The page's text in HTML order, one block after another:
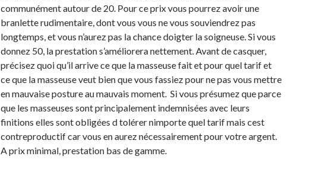
communément autour de 20. Pour ce prix vous pourrez avoir une
branlette rudimentaire, dont vous vous ne vous souviendrez pas
longtemps, et vous n’aurez pas la chance doigter la soigneuse. Si vous
donnez 50, la prestation s’améliorera nettement. Avant de casquer,
précisez quoi qu’il arrive ce que la masseuse fait et pour quel tarif et
ce que la masseuse veut bien que vous fassiez pour ne pas vous mettre
en mauvaise posture au mauvais moment. Si vous présumez que parce
que les masseuses sont principalement indemnisées avec leurs
finitions elles sont obligées d tolérer nimporte quel tarif mais cest
contreproductif car vous en aurez nécessairement pour votre argent.
A prix minimal, prestation bas de gamme.